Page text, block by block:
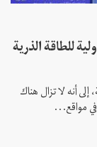
للطاقة الذرية
إلى أنه لا تزال هناك
مواقع...